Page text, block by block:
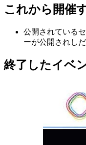
これから開催
公開されている
ーが公開されし
終了したイベ